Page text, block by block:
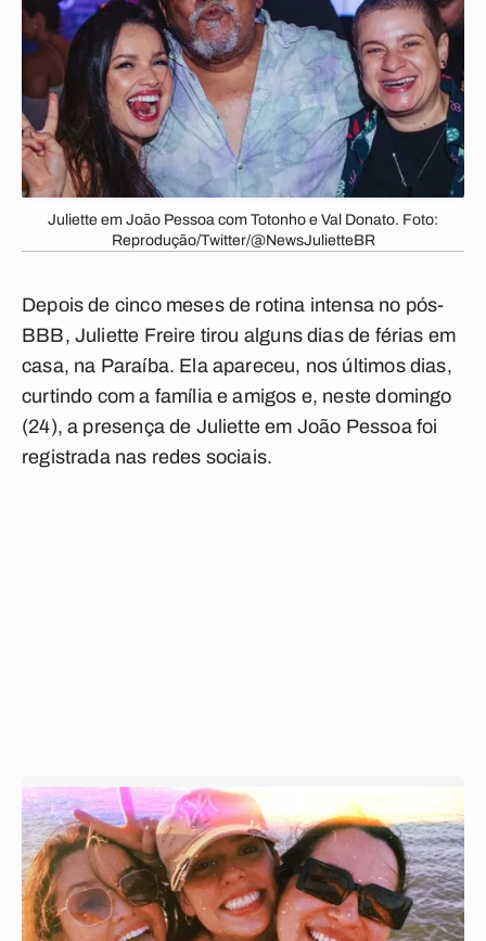
Juliette em João Pessoa com Totonho e Val Donato. Foto:
Reprodução/Twitter/@NewsJulietteBR
Depois de cinco meses de rotina intensa no pós-
BBB, Juliette Freire tirou alguns dias de férias em
casa, na Paraíba. Ela apareceu, nos últimos dias,
curtindo com a família e amigos e, neste domingo
(24), a presença de Juliette em João Pessoa foi
registrada nas redes sociais.